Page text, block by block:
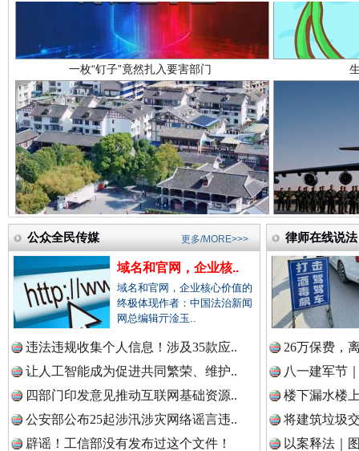
中国检察新闻网.
中国医药新闻网.
中国企业新闻网.
中国农业新闻网.
中国视频新闻网.
中国廉政法纪网.
雄关漫道展新颜 “
公众全民传媒
域名和官网，企业核..
域名和官网，企业核心价值的
终极体现作者：中国法治新闻
网总编辑亓淦玉..
违法违规收集个人信息！涉及35款应..
让人工智能成为促进共同繁荣、维护..
四部门印发意见推动互联网基础资源..
公安部公布25起涉汛涉灾网络谣言违..
辟谣！工信部没有发布过这个文件！
更多/MORE>>> 律师在线说法
26万保费，
八一建军节
楼下漏水楼
将建筑垃圾
以案释法｜